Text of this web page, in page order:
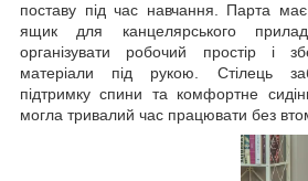
поставу під час навчання. Парта
ящик для канцелярського
організувати робочий простір і
матеріали під рукою. Стілець
підтримку спини та комфортне
могла тривалий час працювати без